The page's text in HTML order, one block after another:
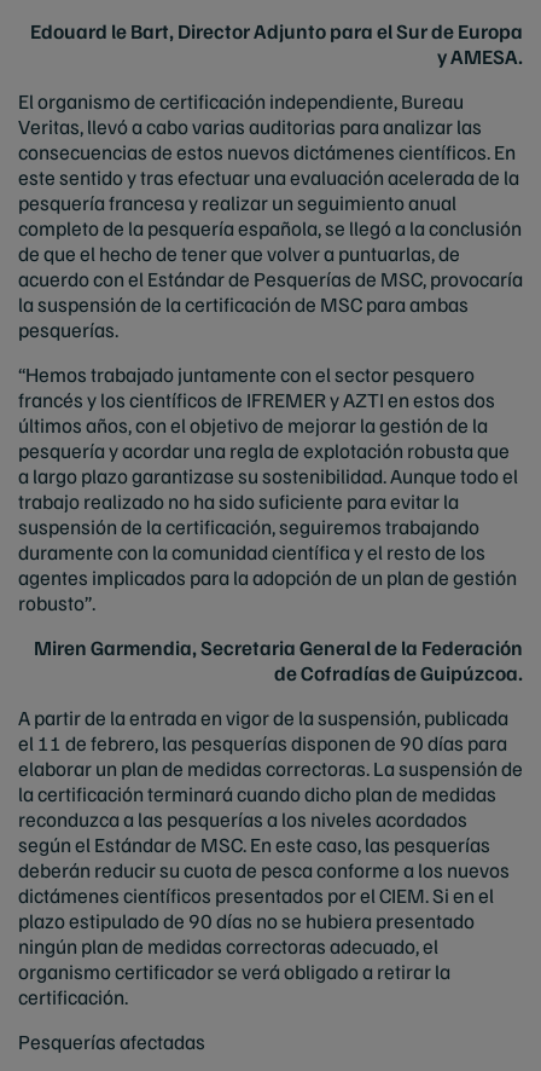
Edouard le Bart, Director Adjunto para el Sur de Europa
y AMESA.
El organismo de certificación independiente, Bureau
Veritas, llevó a cabo varias auditorias para analizar las
consecuencias de estos nuevos dictámenes científicos. En
este sentido y tras efectuar una evaluación acelerada de la
pesquería francesa y realizar un seguimiento anual
completo de la pesquería española, se llegó a la conclusión
de que el hecho de tener que volver a puntuarlas, de
acuerdo con el Estándar de Pesquerías de MSC, provocaría
la suspensión de la certificación de MSC para ambas
pesquerías.
“Hemos trabajado juntamente con el sector pesquero
francés y los científicos de IFREMER y AZTI en estos dos
últimos años, con el objetivo de mejorar la gestión de la
pesquería y acordar una regla de explotación robusta que
a largo plazo garantizase su sostenibilidad. Aunque todo el
trabajo realizado no ha sido suficiente para evitar la
suspensión de la certificación, seguiremos trabajando
duramente con la comunidad científica y el resto de los
agentes implicados para la adopción de un plan de gestión
robusto”.
Miren Garmendia, Secretaria General de la Federación
de Cofradías de Guipúzcoa.
A partir de la entrada en vigor de la suspensión, publicada
el 11 de febrero, las pesquerías disponen de 90 días para
elaborar un plan de medidas correctoras. La suspensión de
la certificación terminará cuando dicho plan de medidas
reconduzca a las pesquerías a los niveles acordados
según el Estándar de MSC. En este caso, las pesquerías
deberán reducir su cuota de pesca conforme a los nuevos
dictámenes científicos presentados por el CIEM. Si en el
plazo estipulado de 90 días no se hubiera presentado
ningún plan de medidas correctoras adecuado, el
organismo certificador se verá obligado a retirar la
certificación.
Pesquerías afectadas